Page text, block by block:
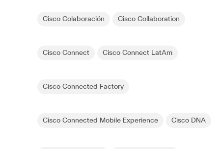
Cisco Colaboración Cisco Collaboration
Cisco Connect Cisco Connect LatAm
Cisco Connected Factory
Cisco Connected Mobile Experience Cisco DNA